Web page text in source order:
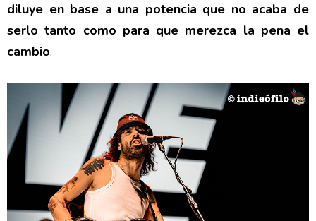
diluye en base a una potencia que no acaba de
serlo tanto como para que merezca la pena el
cambio.